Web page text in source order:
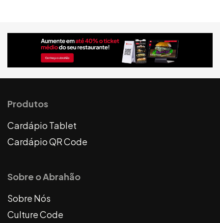
Produtos
Cardápio Tablet
Cardápio QR Code
Sobre o Abrahão
Sobre Nós
Culture Code